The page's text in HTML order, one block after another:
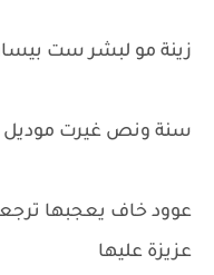
زينة مو لبشر ست
سنة ونص غيرت موديل
عوود خاف يعجبها
عزيزة عليها